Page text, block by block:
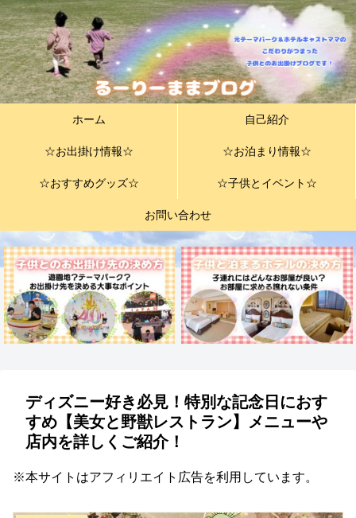
ホーム 自己紹介
☆お出掛け情報☆ ☆お泊まり情報☆
☆おすすめグッズ☆ ☆子供とイベント☆
お問い合わせ
ディズニー好き必見！特別な記念日におす
すめ【美女と野獣レストラン】メニューや
店内を詳しくご紹介！
※本サイトはアフィリエイト広告を利用しています。